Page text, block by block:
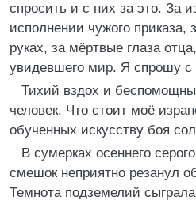
спросить и с них за это. За
исполнении чужого приказа,
руках, за мёртвые глаза
увидевшего мир. Я спрошу
Тихий вздох и
человек. Что стоит моё
обученных искусству боя
В сумерках осеннего
смешок неприятно резанул
Темнота подземелий